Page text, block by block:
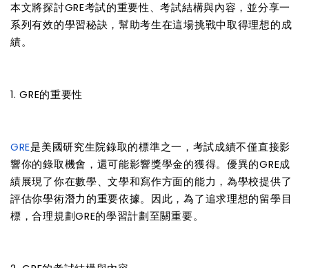
本文將探討GRE考試的重要性、考試結構與內容，並分享一
系列有效的學習秘訣，幫助考生在這場挑戰中取得理想的成
績。
1. GRE的重要性
GRE是美國研究生院錄取的標準之一，考試成績不僅直接影
響你的錄取機會，還可能影響獎學金的獲得。優異的GRE成
績展現了你在數學、文學和寫作方面的能力，為學校提供了
評估你學術潛力的重要依據。因此，為了追求理想的留學目
標，合理規劃GRE的學習計劃至關重要。